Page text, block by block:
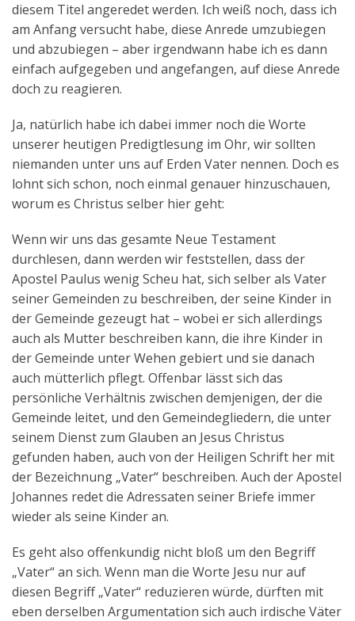
diesem Titel angeredet werden. Ich weiß noch, dass ich
am Anfang versucht habe, diese Anrede umzubiegen
und abzubiegen – aber irgendwann habe ich es dann
einfach aufgegeben und angefangen, auf diese Anrede
doch zu reagieren.
Ja, natürlich habe ich dabei immer noch die Worte
unserer heutigen Predigtlesung im Ohr, wir sollten
niemanden unter uns auf Erden Vater nennen. Doch es
lohnt sich schon, noch einmal genauer hinzuschauen,
worum es Christus selber hier geht:
Wenn wir uns das gesamte Neue Testament
durchlesen, dann werden wir feststellen, dass der
Apostel Paulus wenig Scheu hat, sich selber als Vater
seiner Gemeinden zu beschreiben, der seine Kinder in
der Gemeinde gezeugt hat – wobei er sich allerdings
auch als Mutter beschreiben kann, die ihre Kinder in
der Gemeinde unter Wehen gebiert und sie danach
auch mütterlich pflegt. Offenbar lässt sich das
persönliche Verhältnis zwischen demjenigen, der die
Gemeinde leitet, und den Gemeindegliedern, die unter
seinem Dienst zum Glauben an Jesus Christus
gefunden haben, auch von der Heiligen Schrift her mit
der Bezeichnung „Vater“ beschreiben. Auch der Apostel
Johannes redet die Adressaten seiner Briefe immer
wieder als seine Kinder an.
Es geht also offenkundig nicht bloß um den Begriff
„Vater“ an sich. Wenn man die Worte Jesu nur auf
diesen Begriff „Vater“ reduzieren würde, dürften mit
eben derselben Argumentation sich auch irdische Väter